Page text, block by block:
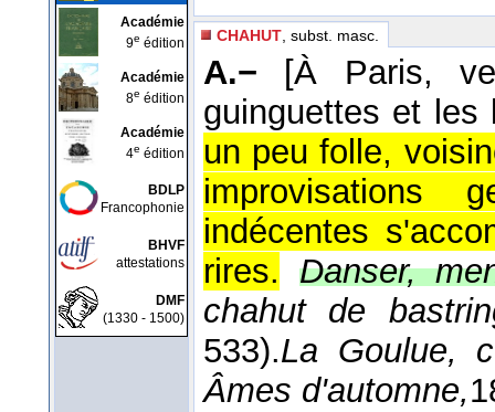
Académie
9e édition
Académie
8e édition
Académie
4e édition
BDLP
Francophonie
BHVF
attestations
DMF
(1330 - 1500)
CHAHUT , subst. masc.
A.−
[À Paris,
guinguettes et les
un peu folle,
improvisations
indécentes
rires. Danser,
chahut de
533).La Goulue,
Âmes d'automne,